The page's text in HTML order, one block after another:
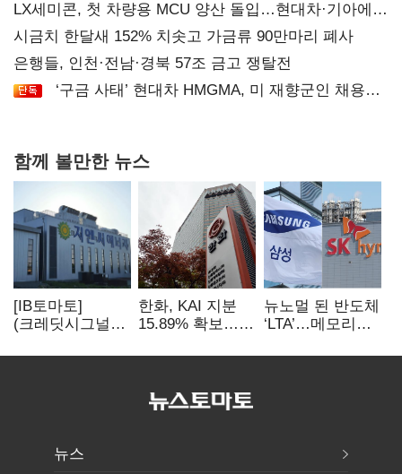
LX세미콘, 첫 차량용 MCU 양산 돌입…현대차·기아에
공급
시금치 한달새 152% 치솟고 가금류 90만마리 폐사
은행들, 인천·전남·경북 57조 금고 쟁탈전
‘구금 사태’ 현대차 HMGMA, 미 재향군인 채용
함께 볼만한 뉴스
[IB토마토]
(크레딧시그널)
데이터센터 타고
한화, KAI 지분
15.89% 확보…
신청 예정
뉴노멀 된 반도체
‘LTA’…메모리
54조 선불 계약
뉴스